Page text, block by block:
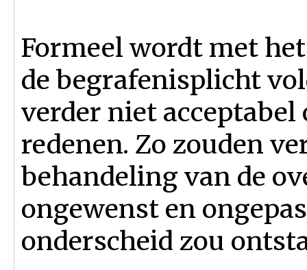
Formeel wordt met
de begrafenisplicht
verder niet
redenen. Zo zouden
behandeling van de
ongewenst en
onderscheid zou